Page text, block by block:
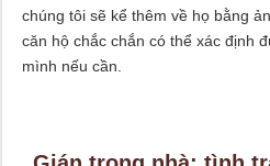
chúng tôi sẽ kể thêm về họ bằng
căn hộ chắc chắn có thể xác định
mình nếu cần.